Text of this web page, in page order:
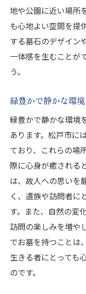
地や公園に近い場所
も心地よい空間を提
する墓石のデザイン
一体感を生むことが
う。
緑豊かで静かな環
緑豊かで静かな環境
あります。松戸市に
ており、これらの場
際に心身が癒される
は、故人への思いを
く、遺族や訪問者に
す。また、自然の変
訪問の楽しみを増や
でお墓を持つことは
生きる者にとっても
のです。